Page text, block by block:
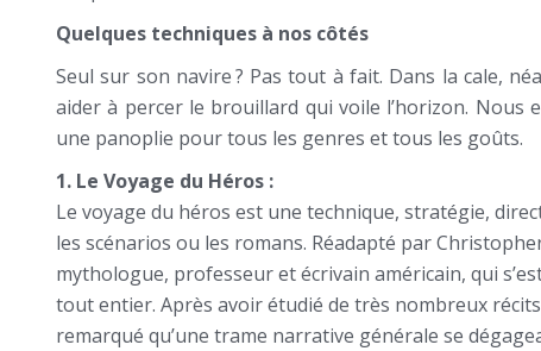
Quelques techniques à nos côtés
Seul sur son navire ? Pas tout à fait. Dans la cale,
aider à percer le brouillard qui voile l’horizon. Nous
une panoplie pour tous les genres et tous les goûts.
1. Le Voyage du Héros :
Le voyage du héros est une technique, stratégie,
les scénarios ou les romans. Réadapté par
mythologue, professeur et écrivain américain, qui
tout entier. Après avoir étudié de très nombreux
remarqué qu’une trame narrative générale se